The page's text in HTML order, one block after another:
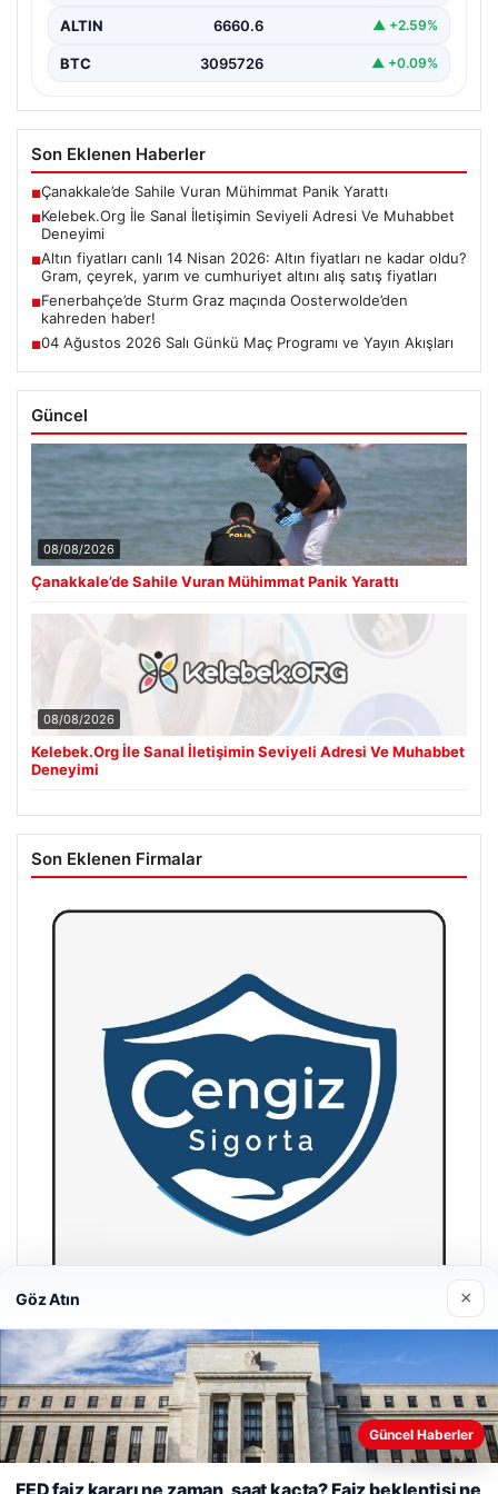
ALTIN 6660.6 ▲ +2.59%
BTC 3095726 ▲ +0.09%
Son Eklenen Haberler
■Çanakkale’de Sahile Vuran Mühimmat Panik Yarattı
■Kelebek.Org İle Sanal İletişimin Seviyeli Adresi Ve Muhabbet
Deneyimi
■Altın fiyatları canlı 14 Nisan 2026: Altın fiyatları ne kadar oldu?
Gram, çeyrek, yarım ve cumhuriyet altını alış satış fiyatları
■Fenerbahçe’de Sturm Graz maçında Oosterwolde’den
kahreden haber!
■04 Ağustos 2026 Salı Günkü Maç Programı ve Yayın Akışları
Güncel
08/08/2026
Çanakkale’de Sahile Vuran Mühimmat Panik Yarattı
08/08/2026
Kelebek.Org İle Sanal İletişimin Seviyeli Adresi Ve Muhabbet
Deneyimi
Son Eklenen Firmalar
Hastaş Beton
26/05/2026
Web sitemizi nasıl kullandığınızı daha iyi anlayabilmek,
Göz Atın ×
Güncel Haberler
FED faiz kararı ne zaman, saat kaçta? Faiz beklentisi ne